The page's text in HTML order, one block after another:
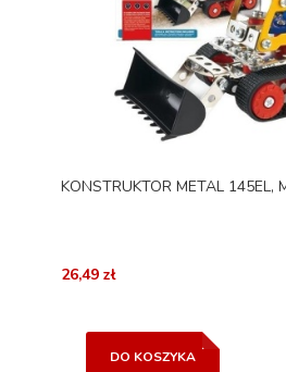
KONSTRUKTOR METAL 145EL,
26,49 zł
DO KOSZYKA